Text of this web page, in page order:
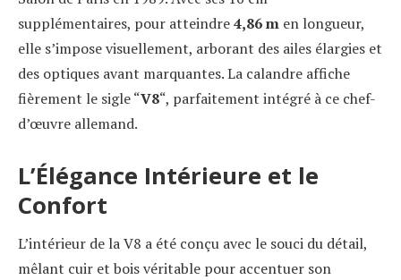
supplémentaires, pour atteindre4,86 m en longueur,
elle s’impose visuellement, arborant des ailes élargies et
des optiques avant marquantes. La calandre affiche
fièrement le sigle “V8“, parfaitement intégré à ce chef-
d’œuvre allemand.
L’Élégance Intérieure et le
Confort
L’intérieur de la V8 a été conçu avec le souci du détail,
mêlant cuir et bois véritable pour accentuer son